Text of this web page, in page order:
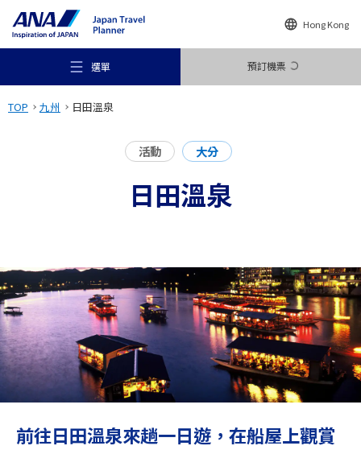
Hong Kong
選單 預訂機票
目的地
旅遊資訊
TOP 九州 日田溫泉
活動 大分
日田溫泉
前往日田溫泉來趟一日遊，在船屋上觀賞